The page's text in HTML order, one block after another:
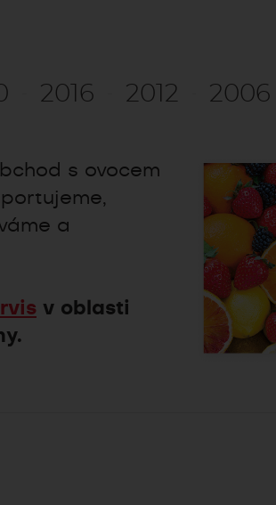
2016 2012 2006
s ovocem
a
v oblasti